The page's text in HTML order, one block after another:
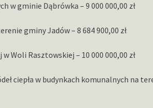
w gminie Dąbrówka – 9 000 000,00 zł
gminy Jadów – 8 684 900,00 zł
Woli Rasztowskiej – 10 000 000,00 zł
ciepła w budynkach komunalnych na